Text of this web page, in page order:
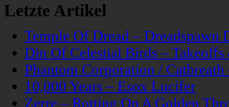
Letzte Artikel
Temple Of Dread – Dreadspawn
Din Of Celestial Birds –
Phantom Corporation /
10,000 Years – Esox Lucifer
Zerre – Rotting On A Golden